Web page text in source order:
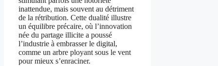
inattendue, mais souvent au détriment
de la rétribution. Cette dualité illustre
un équilibre précaire, où l’innovation
née du partage illicite a poussé
l’industrie à embrasser le digital,
comme un arbre ployant sous le vent
pour mieux s’enraciner.